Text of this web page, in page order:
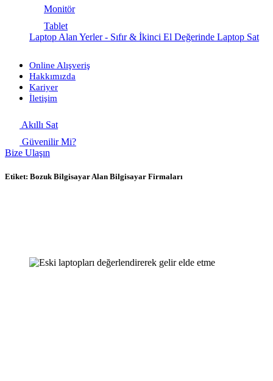
Monitör
Tablet
Laptop Alan Yerler - Sıfır & İkinci El Değerinde Laptop Sat
Online Alışveriş
Hakkımızda
Kariyer
İletişim
Akıllı Sat
Güvenilir Mi?
Bize Ulaşın
Etiket: Bozuk Bilgisayar Alan Bilgisayar Firmaları